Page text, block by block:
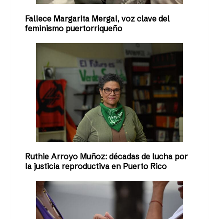
Fallece Margarita Mergal, voz clave del
feminismo puertorriqueño
Ruthie Arroyo Muñoz: décadas de lucha por
la justicia reproductiva en Puerto Rico